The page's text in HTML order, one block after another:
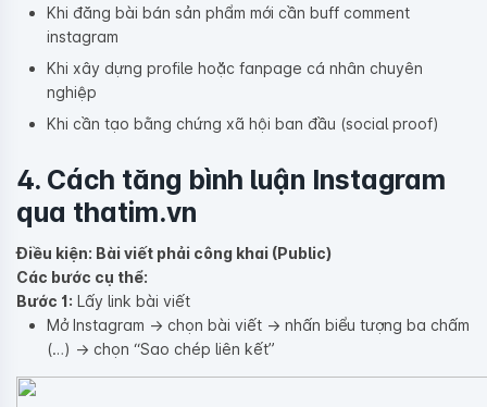
Khi đăng bài bán sản phẩm mới cần buff comment
instagram
Khi xây dựng profile hoặc fanpage cá nhân chuyên
nghiệp
Khi cần tạo bằng chứng xã hội ban đầu (social proof)
4. Cách tăng bình luận Instagram
qua thatim.vn
Điều kiện: Bài viết phải công khai (Public)
Các bước cụ thể:
Bước 1: Lấy link bài viết
Mở Instagram → chọn bài viết → nhấn biểu tượng ba chấm
(…) → chọn “Sao chép liên kết”